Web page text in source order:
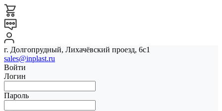
г. Долгопрудный, Лихачёвский проезд, 6с1
sales@inplast.ru
Войти
Логин
Пароль